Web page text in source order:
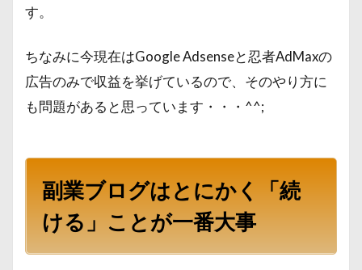
す。
ちなみに今現在はGoogle Adsenseと忍者AdMaxの
広告のみで収益を挙げているので、そのやり方に
も問題があると思っています・・・^^;
副業ブログはとにかく「続
ける」ことが一番大事